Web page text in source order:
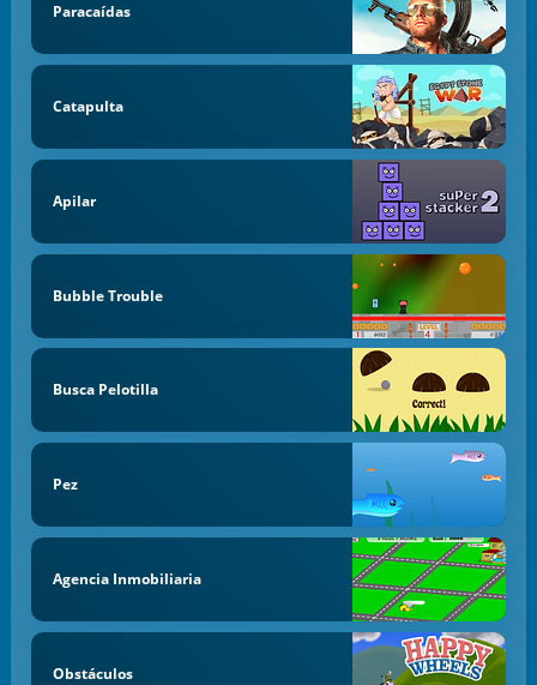
Paracaídas
Catapulta
Apilar
Bubble Trouble
Busca Pelotilla
Pez
Agencia Inmobiliaria
Obstáculos